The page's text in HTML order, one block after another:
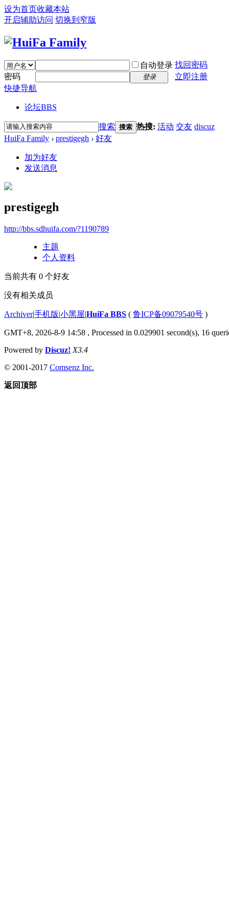
设为首页收藏本站
开启辅助访问 切换到窄版
自动登录 找回密码
密码
登录
立即注册
快捷导航
论坛BBS
搜索 搜索 热搜: 活动 交友 discuz
HuiFa Family › prestigegh › 好友
加为好友
发送消息
prestigegh
http://bbs.sdhuifa.com/?1190789
主题
个人资料
当前共有 0 个好友
没有相关成员
Archiver|手机版|小黑屋|HuiFa BBS ( 鲁ICP备09079540号 )
GMT+8, 2026-8-9 14:58 , Processed in 0.029901 second(s), 16
Powered by Discuz! X3.4
© 2001-2017 Comsenz Inc.
返回顶部